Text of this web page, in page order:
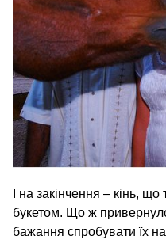
І на закінчення – кінь,
букетом. Що ж
бажання спробувати їх